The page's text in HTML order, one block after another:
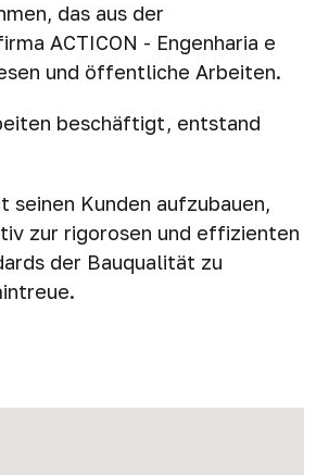
das aus der
ACTICON - Engenharia e
und öffentliche Arbeiten.
beschäftigt, entstand
Kunden aufzubauen,
zur rigorosen und effizienten
der Bauqualität zu